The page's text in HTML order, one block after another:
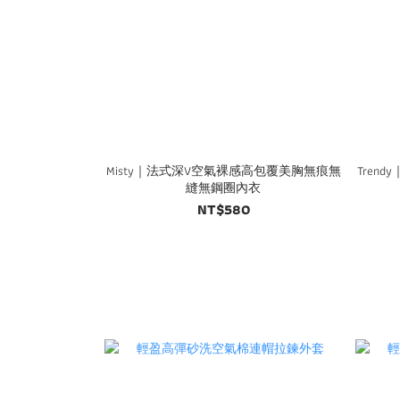
Misty｜法式深V空氣裸感高包覆美胸無痕無
縫無鋼圈內衣
NT$580
Trendy